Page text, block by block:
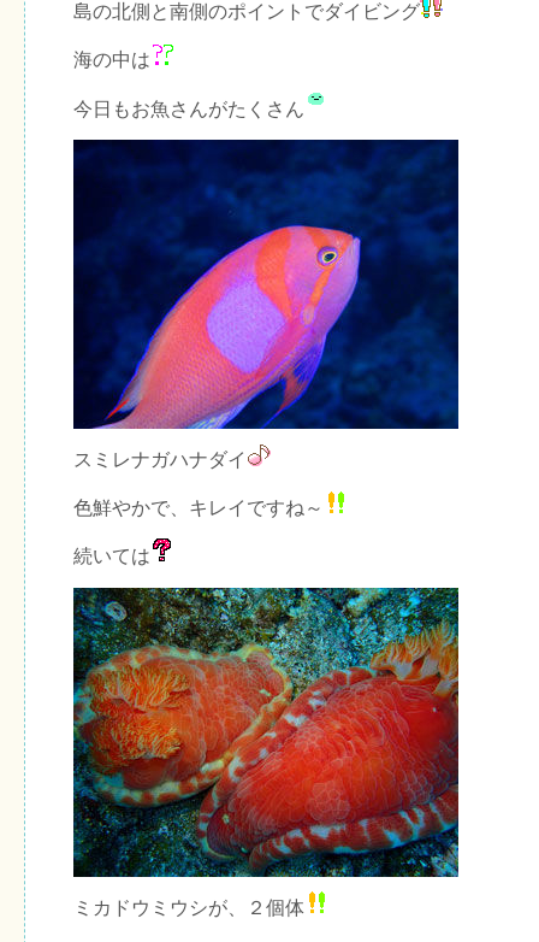
島の北側と南側のポイントでダイビング
海の中は
今日もお魚さんがたくさん
スミレナガハナダイ
色鮮やかで、キレイですね～
続いては
ミカドウミウシが、２個体